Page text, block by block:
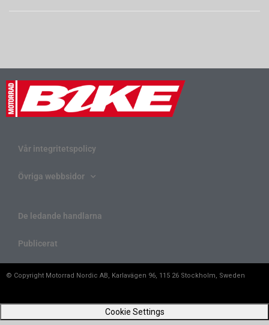
Vår integritetspolicy
Övriga webbsidor
De ledande handlarna
Publicerat
© Copyright Motorrad Nordic AB, Karlavägen 96, 115 26 Stockholm, Sweden
Cookie Settings